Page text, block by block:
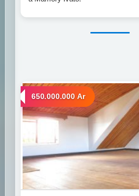
a vendre
650.000.000 Ar